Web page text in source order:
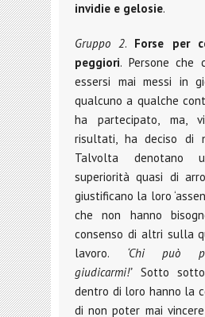
invidie e gelosie.
Gruppo 2. Forse per
peggiori. Persone che
essersi mai messi in
qualcuno a qualche
ha partecipato, ma,
risultati, ha deciso di
Talvolta denotano
superiorità quasi di
giustificano la loro
che non hanno
consenso di altri sulla
lavoro. ‘Chi può
giudicarmi!’Sotto sotto
dentro di loro hanno la
di non poter mai